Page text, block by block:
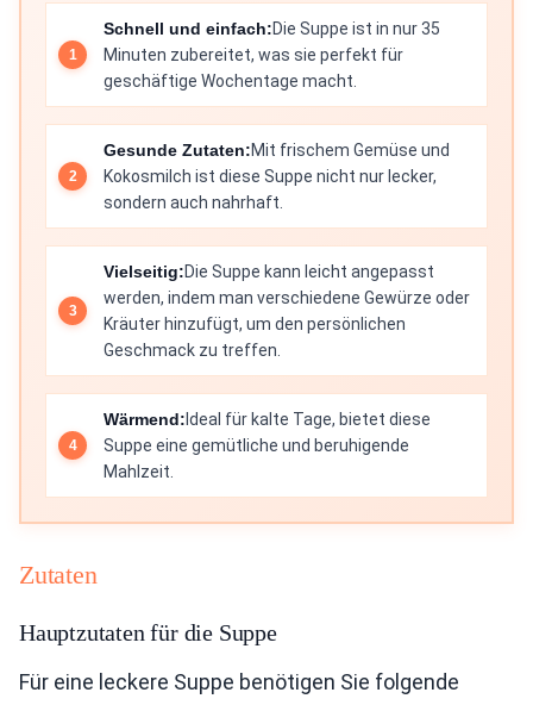
Schnell und einfach:Die Suppe ist in nur 35
Minuten zubereitet, was sie perfekt für
geschäftige Wochentage macht.
Gesunde Zutaten:Mit frischem Gemüse und
Kokosmilch ist diese Suppe nicht nur lecker,
sondern auch nahrhaft.
Vielseitig:Die Suppe kann leicht angepasst
werden, indem man verschiedene Gewürze oder
Kräuter hinzufügt, um den persönlichen
Geschmack zu treffen.
Wärmend: Ideal für kalte Tage, bietet diese
Suppe eine gemütliche und beruhigende
Mahlzeit.
Zutaten
Hauptzutaten für die Suppe
Für eine leckere Suppe benötigen Sie folgende